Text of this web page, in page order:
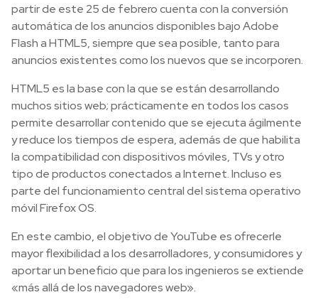
partir de este 25 de febrero cuenta con la conversión
automática de los anuncios disponibles bajo Adobe
Flash a HTML5, siempre que sea posible, tanto para
anuncios existentes como los nuevos que se incorporen.
HTML5 es la base con la que se están desarrollando
muchos sitios web; prácticamente en todos los casos
permite desarrollar contenido que se ejecuta ágilmente
y reduce los tiempos de espera, además de que habilita
la compatibilidad con dispositivos móviles, TVs y otro
tipo de productos conectados a Internet. Incluso es
parte del funcionamiento central del sistema operativo
móvil Firefox OS.
En este cambio, el objetivo de YouTube es ofrecerle
mayor flexibilidad a los desarrolladores, y consumidores y
aportar un beneficio que para los ingenieros se extiende
«más allá de los navegadores web».